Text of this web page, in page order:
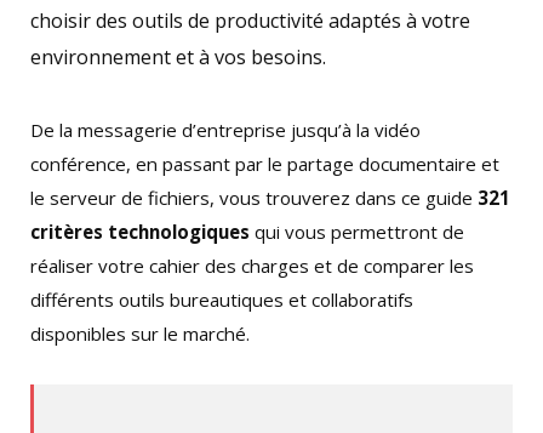
choisir des outils de productivité adaptés à votre
environnement et à vos besoins.
De la messagerie d’entreprise jusqu’à la vidéo
conférence, en passant par le partage documentaire et
le serveur de fichiers, vous trouverez dans ce guide 321
critères technologiques qui vous permettront de
réaliser votre cahier des charges et de comparer les
différents outils bureautiques et collaboratifs
disponibles sur le marché.